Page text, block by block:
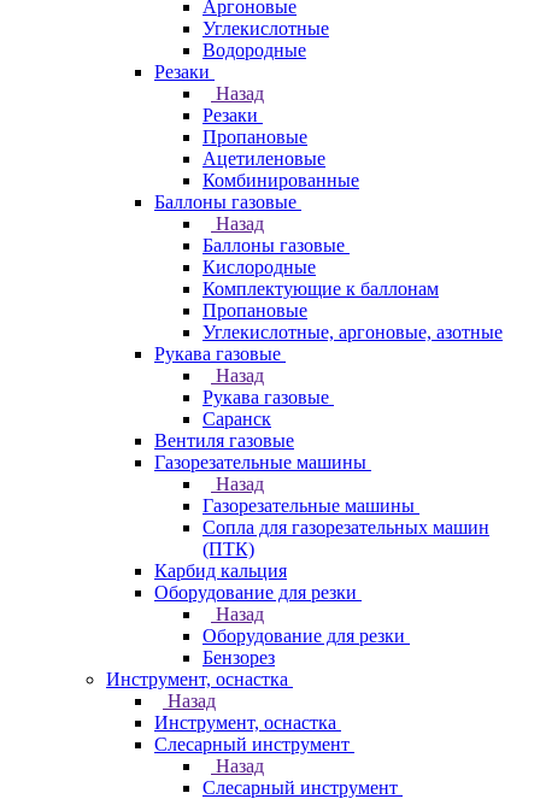
Аргоновые
Углекислотные
Водородные
Резаки
Назад
Резаки
Пропановые
Ацетиленовые
Комбинированные
Баллоны газовые
Назад
Баллоны газовые
Кислородные
Комплектующие к баллонам
Пропановые
Углекислотные, аргоновые, азотные
Рукава газовые
Назад
Рукава газовые
Саранск
Вентиля газовые
Газорезательные машины
Назад
Газорезательные машины
Сопла для газорезательных машин
(ПТК)
Карбид кальция
Оборудование для резки
Назад
Оборудование для резки
Бензорез
Инструмент, оснастка
Назад
Инструмент, оснастка
Слесарный инструмент
Назад
Слесарный инструмент